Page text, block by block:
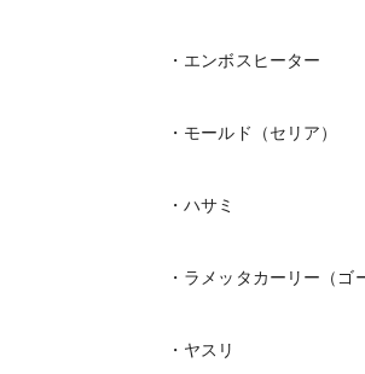
・エンボスヒーター
・モールド（セリア）
・ハサミ
・ラメッタカーリー（ゴ
・ヤスリ